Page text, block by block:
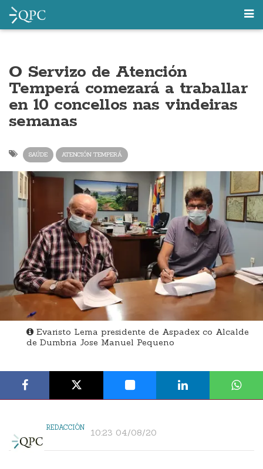
O Servizo de Atención
Temperá comezará a traballar
en 10 concellos nas vindeiras
semanas
SAÚDE ATENCIÓN TEMPERÁ
Evaristo Lema presidente de Aspadex co Alcalde
de Dumbria Jose Manuel Pequeno
REDACCIÓN 10:23 04/08/20